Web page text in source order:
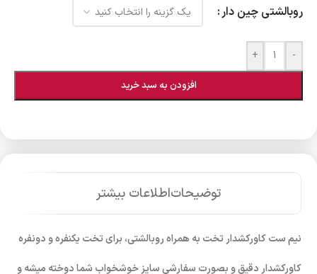
روبالشتی چین دار
-
+
افزودن به سبد خرید
توضیحاتاطلاعات بیشتر
نیم ست کاورکشدار تخت به همراه روبالشتی، برای تخت یکنفره و دونفره
کاورکشدار دقیق و بصورت سفارشی سایز خوشخواب شما دوخته میشه و